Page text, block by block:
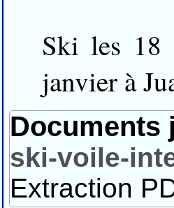
Ski les 18
janvier à
Documents
ski-voile-
Extraction